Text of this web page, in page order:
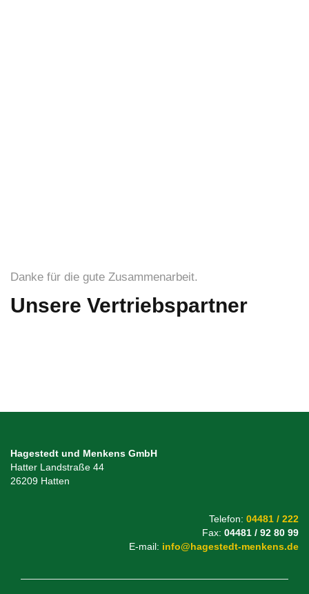
Danke für die gute Zusammenarbeit.
Unsere Vertriebspartner
Hagestedt und Menkens GmbH
Hatter Landstraße 44
26209 Hatten
Telefon: 04481 / 222
Fax: 04481 / 92 80 99
E-mail: info@hagestedt-menkens.de